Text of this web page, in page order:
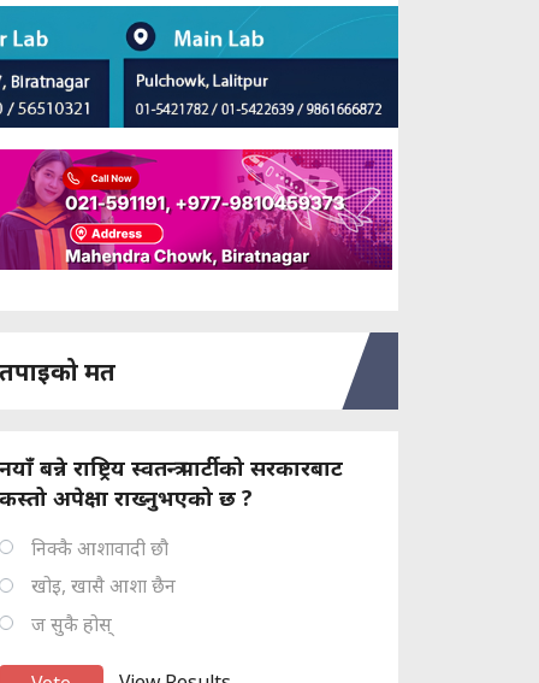
तपाइको मत
नयाँ बन्ने राष्ट्रिय स्वतन्त्र पार्टीको सरकारबाट
कस्तो अपेक्षा राख्नुभएको छ ?
निक्कै आशावादी छौ
खोइ, खासै आशा छैन
ज सुकै होस्